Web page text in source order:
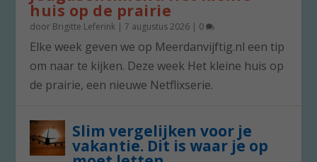
huis op de prairie
door Brigitte Leferink |7 augustus 2026 | 0
Elke week geven we op Meerdanvijftig.nl een tip
om naar te kijken. Deze week Het kleine huis op
de prairie, een nieuwe Netflixserie.
Slim vergelijken voor je
vakantie. Dit is waar je op